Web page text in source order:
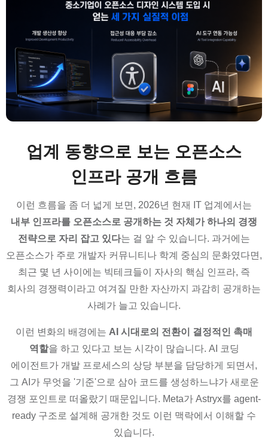
업계 동향으로 보는 오픈소스
인프라 공개 흐름
이런 흐름을 좀 더 넓게 보면, 2026년 현재 IT 업계에서는
내부 인프라를 오픈소스로 공개하는 것 자체가 하나의 경쟁
전략으로 자리 잡고 있다는 걸 알 수 있습니다. 과거에는
오픈소스가 주로 개발자 커뮤니티나 학계 중심의 문화였다면,
최근 몇 년 사이에는 빅테크들이 자사의 핵심 인프라, 즉
회사의 경쟁력이라고 여겨질 만한 자산까지 과감히 공개하는
사례가 늘고 있습니다.
이런 변화의 배경에는 AI 시대로의 전환이 결정적인 촉매
역할을 하고 있다고 보는 시각이 많습니다. AI 코딩
에이전트가 개발 프로세스의 상당 부분을 담당하게 되면서,
그 AI가 무엇을 '기준'으로 삼아 코드를 생성하느냐가 새로운
경쟁 포인트로 떠올랐기 때문입니다. Meta가 Astryx를 agent-
ready 구조로 설계해 공개한 것도 이런 맥락에서 이해할 수
있습니다.